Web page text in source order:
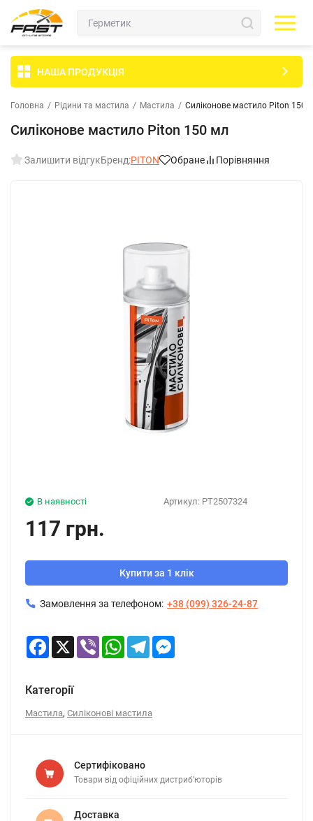
НАША ПРОДУКЦІЯ
Головна / Рідини та мастила / Мастила / Силіконове мастило Piton 150
Силіконове мастило Piton 150 мл
Залишити відгукБренд:PITON Обране Порівняння
Артикул: PT2507324
В наявності
117 грн.
Купити за 1 клік
Замовлення за телефоном: +38 (099) 326-24-87
Facebook
X Viber WhatsApp
Telegram
Категорії
Мастила, Силіконові мастила
Сертифіковано
Товари від офіційних дистриб’юторів
Доставка